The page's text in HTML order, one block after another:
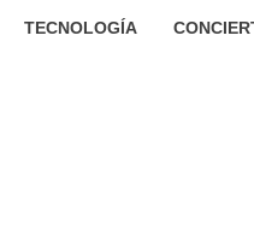
TECNOLOGÍA